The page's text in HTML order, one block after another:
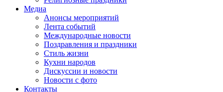
Медиа
Анонсы мероприятий
Лента событий
Международные новости
Поздравления и праздники
Cтиль жизни
Кухни народов
Дискуссии и новости
Новости с фото
Контакты